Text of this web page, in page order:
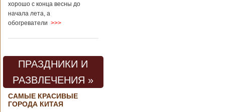
хорошо с конца весны до
начала лета, а
обогреватели >>>
ПРАЗДНИКИ И
РАЗВЛЕЧЕНИЯ »
САМЫЕ КРАСИВЫЕ
ГОРОДА КИТАЯ